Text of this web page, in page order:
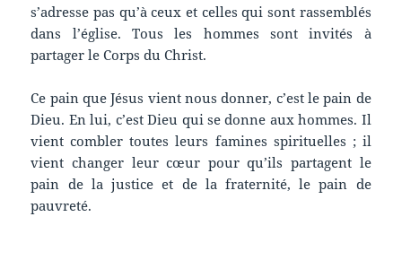
s’adresse pas qu’à ceux et celles qui sont rassemblés
dans l’église. Tous les hommes sont invités à
partager le Corps du Christ.
Ce pain que Jésus vient nous donner, c’est le pain de
Dieu. En lui, c’est Dieu qui se donne aux hommes. Il
vient combler toutes leurs famines spirituelles ; il
vient changer leur cœur pour qu’ils partagent le
pain de la justice et de la fraternité, le pain de
pauvreté.